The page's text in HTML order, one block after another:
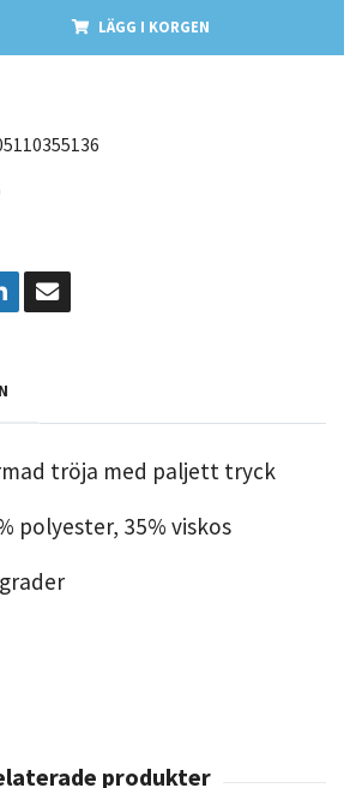
LÄGG I KORGEN
tröja med paljett tryck
polyester, 35% viskos